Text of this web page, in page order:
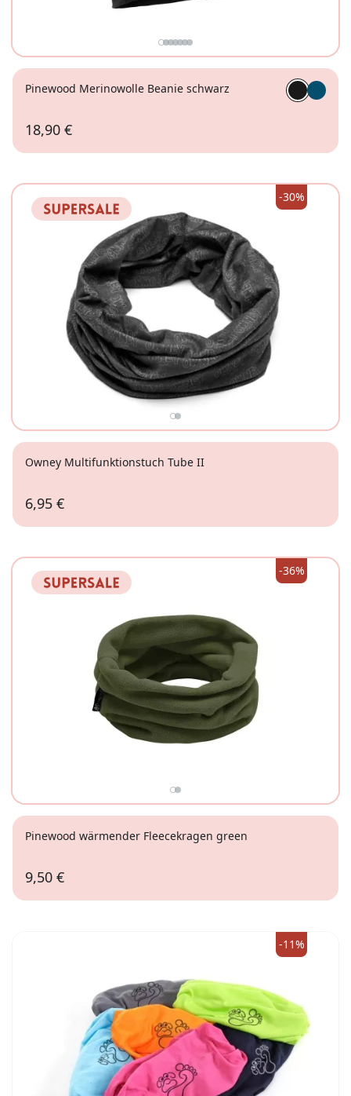
Pinewood Merinowolle Beanie schwarz
18,90 €
-30%
petrol
Owney Multifunktionstuch Tube II
6,95 €
-36%
Pinewood wärmender Fleecekragen green
9,50 €
-11%